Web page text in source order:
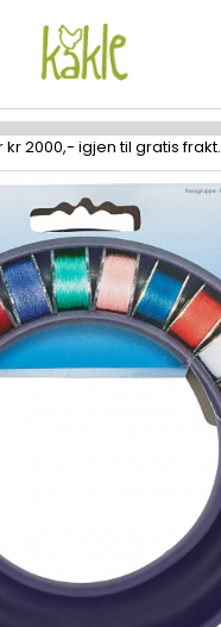
kr 2000,- igjen til gratis frakt.